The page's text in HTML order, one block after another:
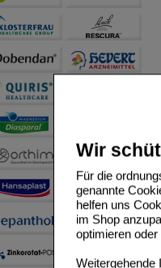
Wir
Für die
genannte
helfen uns
im Shop
optimieren
Weitergehende